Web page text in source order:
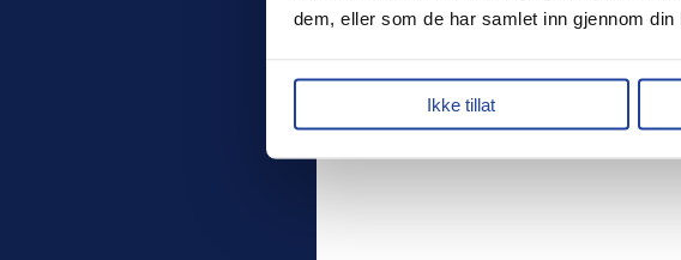
dem, eller som de har samlet inn gjennom din
Ikke tillat